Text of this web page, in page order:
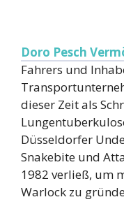
Doro Pesch
Fahrers und
dieser Zeit als
Düsseldorfer
Snakebite und
1982 verließ, um
Warlock zu